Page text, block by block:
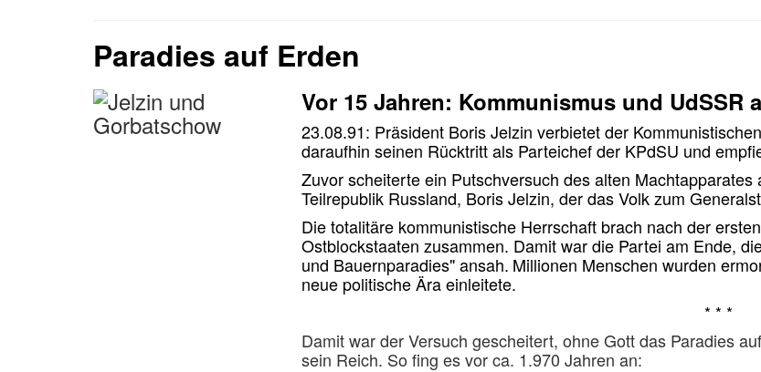
Paradies auf Erden
Vor 15 Jahren: Kommunismus und UdSSR
23.08.91: Präsident Boris Jelzin verbietet der
daraufhin seinen Rücktritt als Parteichef der KPdSU und
Zuvor scheiterte ein Putschversuch des alten
Teilrepublik Russland, Boris Jelzin, der das Volk zum
Die totalitäre kommunistische Herrschaft brach nach der ersten
Ostblockstaaten zusammen. Damit war die Partei am Ende,
und Bauernparadies" ansah. Millionen Menschen wurden
neue politische Ära einleitete.
* * *
Damit war der Versuch gescheitert, ohne Gott das Paradies
sein Reich. So fing es vor ca. 1.970 Jahren an: